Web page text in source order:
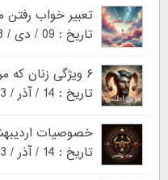
تعبیر خواب
تاریخ : 09 / دی / 1403
۶ ویژگی زنان که مرد متولد فروردین آن [...]
تاریخ : 14 / آذر / 1403
خصوصیات
تاریخ : 14 / آذر / 1403